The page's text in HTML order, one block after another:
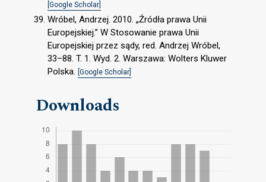
[Google Scholar]
Wróbel, Andrzej. 2010. „Źródła prawa Unii
Europejskiej.” W Stosowanie prawa Unii
Europejskiej przez sądy, red. Andrzej Wróbel,
33–88. T. 1. Wyd. 2. Warszawa: Wolters Kluwer
Polska. [Google Scholar]
Downloads